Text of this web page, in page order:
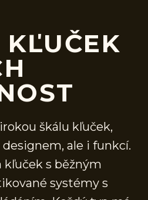
škálu kľuček,
ale i funkcí.
s běžným
systémy s